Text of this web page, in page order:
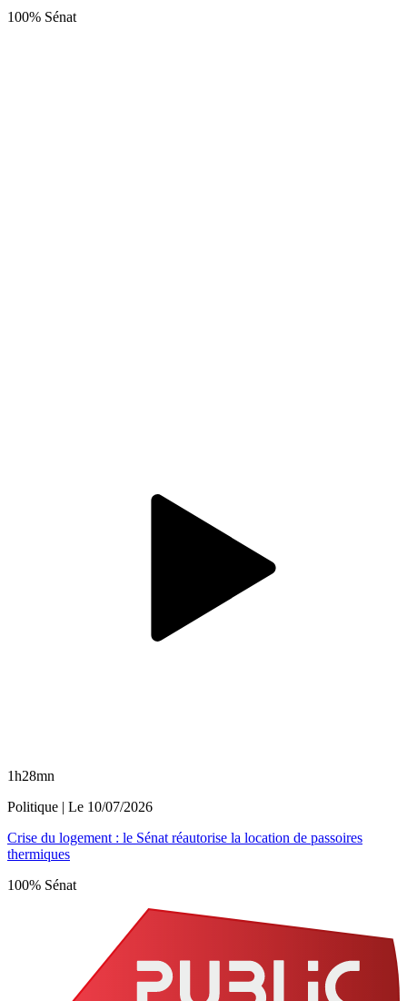
100% Sénat
1h28mn
Politique | Le 10/07/2026
Crise du logement : le Sénat réautorise la location de passoires
thermiques
100% Sénat